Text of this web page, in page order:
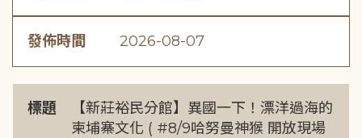
發佈時間 2026-08-07
標題
【新莊裕民分館】異國一下！漂洋過海的
柬埔寨文化 ( #8/9哈努曼神猴 開放現場